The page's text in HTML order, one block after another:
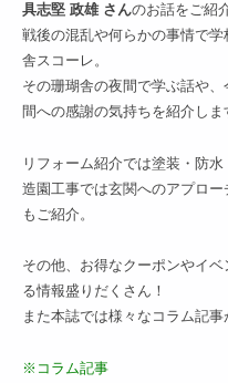
具志堅 政雄 さんのお話をご紹
戦後の混乱や何らかの事情で
舎スコーレ。
その珊瑚舎の夜間で学ぶ話や
間への感謝の気持ちを紹介しま
リフォーム紹介では塗装・防
造園工事では玄関へのアプロ
もご紹介。
その他、お得なクーポンやイ
る情報盛りだくさん！
また本誌では様々なコラム記事
※コラム記事